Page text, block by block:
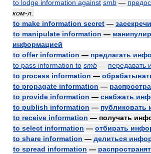
to lodge information against smb —
ком-л.
to make information secret —
to manipulate information —
информацией
to offer information — предлагать
to pass information to smb —
to process information —
to propagate information —
to provide information — снабжать
to publish information —
to receive information — получать
to select information — отбирать
to share information — делиться
to spread information —